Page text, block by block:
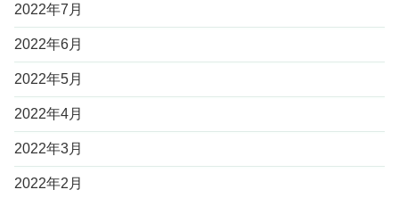
2022年7月
2022年6月
2022年5月
2022年4月
2022年3月
2022年2月